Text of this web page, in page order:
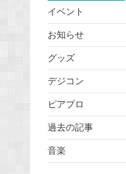
イベント
お知らせ
グッズ
デジコン
ピアプロ
過去の記事
音楽